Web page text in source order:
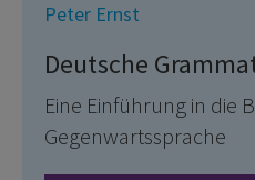
Peter Ernst
Deutsche
Eine Einführung in die
Gegenwartssprache